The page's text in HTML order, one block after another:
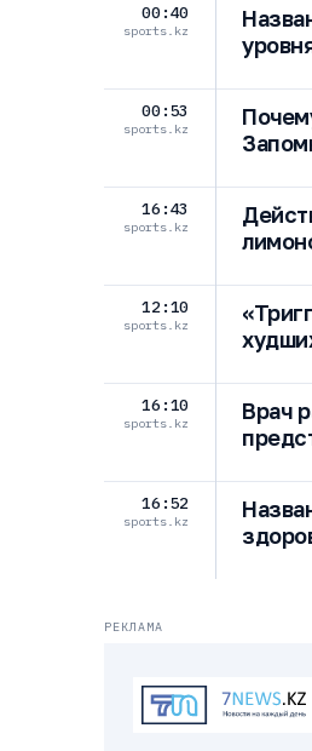
00:40
sports.kz
00:53
sports.kz
16:43
sports.kz
12:10
sports.kz
16:10
sports.kz
Врач
16:52
sports.kz
РЕКЛАМА